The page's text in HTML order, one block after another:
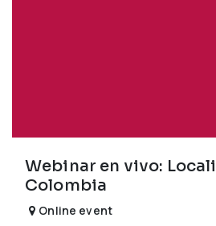
Webinar en vivo:
Colombia
Online event